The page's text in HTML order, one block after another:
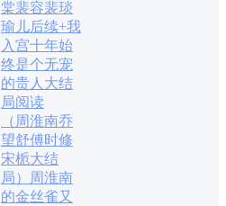
棠裴容裴琰
瑜儿后续+我
入宫十年始
终是个无宠
的贵人大结
局阅读
（周淮南乔
望舒傅时修
宋栀大结
局）周淮南
的金丝雀又